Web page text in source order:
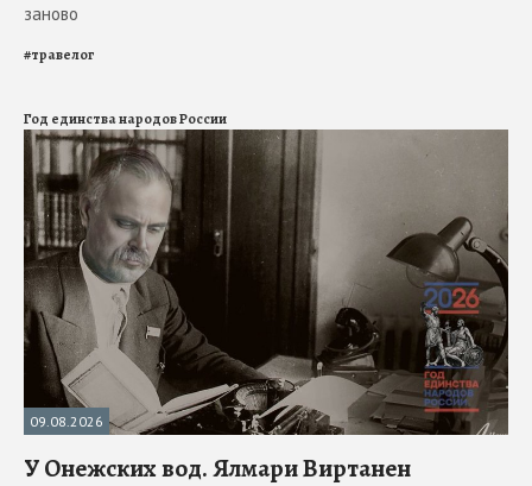
заново
#травелог
Год единства народов России
09.08.2026
У Онежских вод. Ялмари Виртанен